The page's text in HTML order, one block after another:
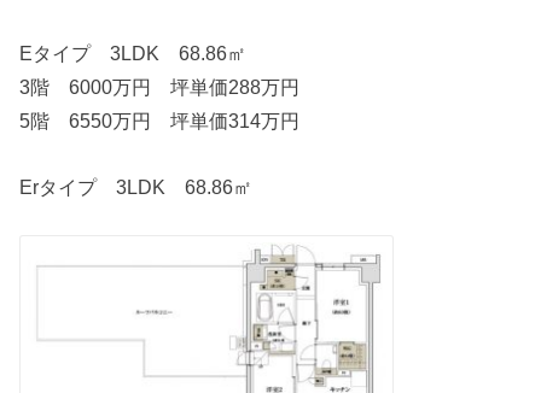
Eタイプ 3LDK 68.86㎡
3階 6000万円 坪単価288万円
5階 6550万円 坪単価314万円
Erタイプ 3LDK 68.86㎡